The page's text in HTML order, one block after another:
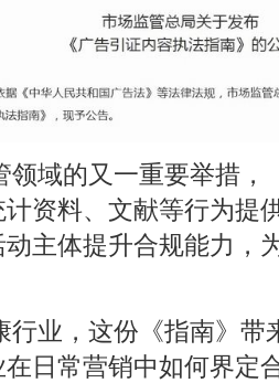
领域的又一重要举措，
资料、文献等行为提
动主体提升合规能力，
行业，这份《指南》带
日常营销中如何界定